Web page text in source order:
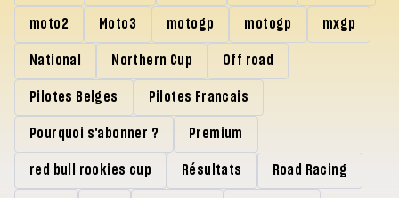
moto2 Moto3 motogp motogp mxgp
National Northern Cup Off road
Pilotes Belges Pilotes Francais
Pourquoi s'abonner ? Premium
red bull rookies cup Résultats Road Racing